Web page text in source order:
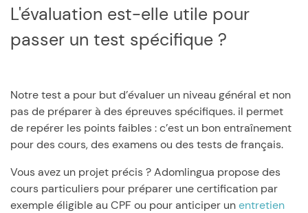
L'évaluation est-elle utile pour
passer un test spécifique ?
Notre test a pour but d’évaluer un niveau général et non
pas de préparer à des épreuves spécifiques. il permet
de repérer les points faibles : c’est un bon entraînement
pour des cours, des examens ou des tests de français.
Vous avez un projet précis ? Adomlingua propose des
cours particuliers pour préparer une certification par
exemple éligible au CPF ou pour anticiper unentretien